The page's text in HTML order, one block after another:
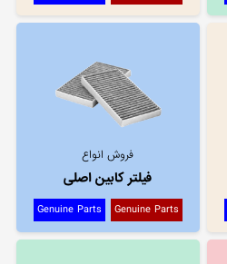
فروش انواع
فیلتر کابین اصلی
Genuine Parts
Genuine Parts